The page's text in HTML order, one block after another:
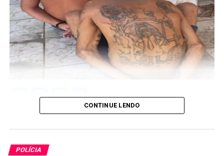
Twitter
Facebook
WhatsApp
Share
CONTINUE LENDO
POLÍCIA